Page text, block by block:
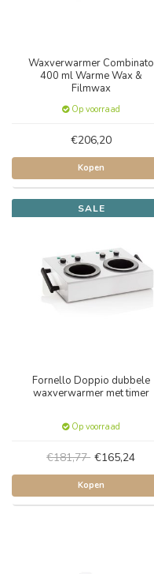
Waxverwarmer Combinato
400 ml Warme Wax &
Filmwax
Op voorraad
€206,20
Kopen
SALE
Fornello Doppio dubbele
waxverwarmer met timer
Op voorraad
€181,77 €165,24
Kopen